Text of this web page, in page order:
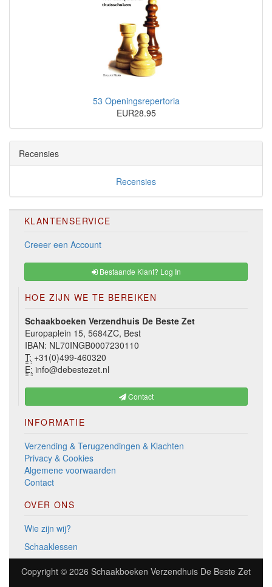
53 Openingsrepertoria
EUR28.95
Recensies
Recensies
KLANTENSERVICE
Creeer een Account
Bestaande Klant? Log In
HOE ZIJN WE TE BEREIKEN
Schaakboeken Verzendhuis De Beste Zet
Europaplein 15, 5684ZC, Best
IBAN: NL70INGB0007230110
T: +31(0)499-460320
E: info@debestezet.nl
Contact
INFORMATIE
Verzending & Terugzendingen & Klachten
Privacy & Cookies
Algemene voorwaarden
Contact
OVER ONS
Wie zijn wij?
Schaaklessen
Copyright © 2026 Schaakboeken Verzendhuis De Beste Zet